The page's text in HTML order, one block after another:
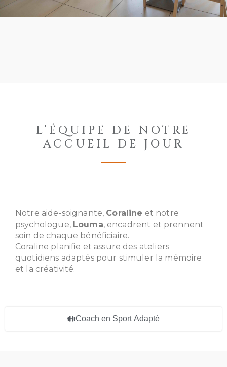
L’ÉQUIPE DE NOTRE
ACCUEIL DE JOUR
Coach en Sport Adapté
Notre aide-soignante, Coraline et notre
psychologue, Louma, encadrent et prennent
soin de chaque bénéficiaire.
Coraline planifie et assure des ateliers
quotidiens adaptés pour stimuler la mémoire
et la créativité.